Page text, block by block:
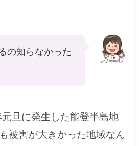
の知らなかった
旦に発生した能登半島地
被害が大きかった地域なん